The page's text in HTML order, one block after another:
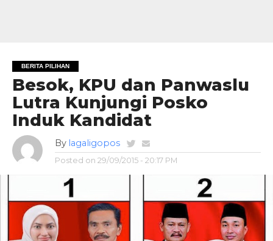
BERITA PILIHAN
Besok, KPU dan Panwaslu
Lutra Kunjungi Posko
Induk Kandidat
By lagaligopos
Posted on 29/09/2015 - 20:17 PM